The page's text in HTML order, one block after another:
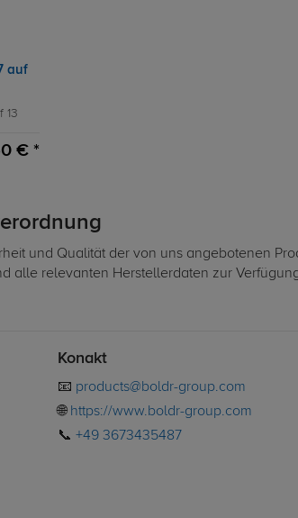
auf
13
€ *
und Qualität der von uns angebotenen
alle relevanten Herstellerdaten zur
Konakt
📧 products@boldr-group.com
🌐 https://www.boldr-group.com
📞 +49 3673435487